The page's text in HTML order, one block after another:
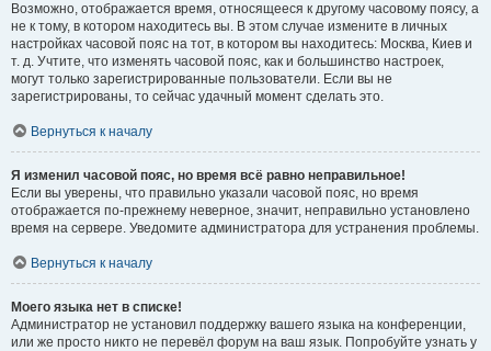
Возможно, отображается время, относящееся к другому часовому поясу, а
не к тому, в котором находитесь вы. В этом случае измените в личных
настройках часовой пояс на тот, в котором вы находитесь: Москва, Киев и
т. д. Учтите, что изменять часовой пояс, как и большинство настроек,
могут только зарегистрированные пользователи. Если вы не
зарегистрированы, то сейчас удачный момент сделать это.
Вернуться к началу
Я изменил часовой пояс, но время всё равно неправильное!
Если вы уверены, что правильно указали часовой пояс, но время
отображается по-прежнему неверное, значит, неправильно установлено
время на сервере. Уведомите администратора для устранения проблемы.
Вернуться к началу
Моего языка нет в списке!
Администратор не установил поддержку вашего языка на конференции,
или же просто никто не перевёл форум на ваш язык. Попробуйте узнать у